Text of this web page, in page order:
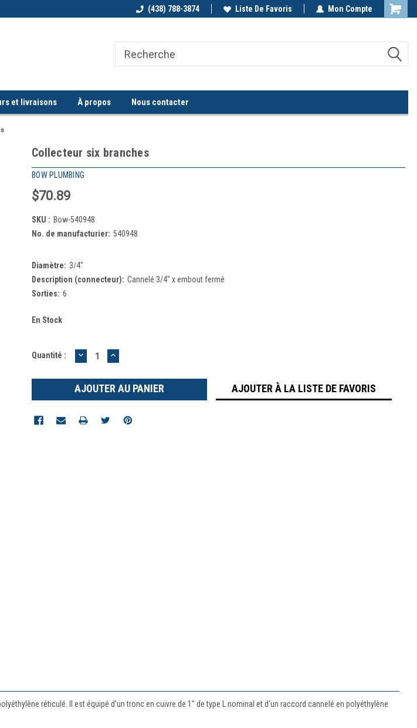
Commande minimum de 100$ Appelez-nous!
(438) 788-3874 Liste De Favoris Mon Compte
et livraisons À propos Nous contacter
Collecteur six branches
BOW PLUMBING
$70.89
SKU : Bow-540948
No. de manufacturier: 540948
Diamètre: 3/4"
Description (connecteur): Cannelé 3/4" x embout fermé
Sorties: 6
En Stock
Quantité : DIMINUER
LA
:
AUGMENTER
LA
:
AJOUTER À LA LISTE DE FAVORIS
réticulé. Il est équipé d'un tronc en cuivre de 1" de type L nominal et d'un raccord cannelé en polyéthylène